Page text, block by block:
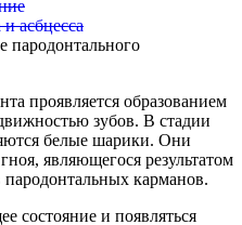
пародонтального
проявляется образованием
зубов. В стадии
белые шарики. Они
являющегося результатом
пародонтальных карманов.
состояние и появляться